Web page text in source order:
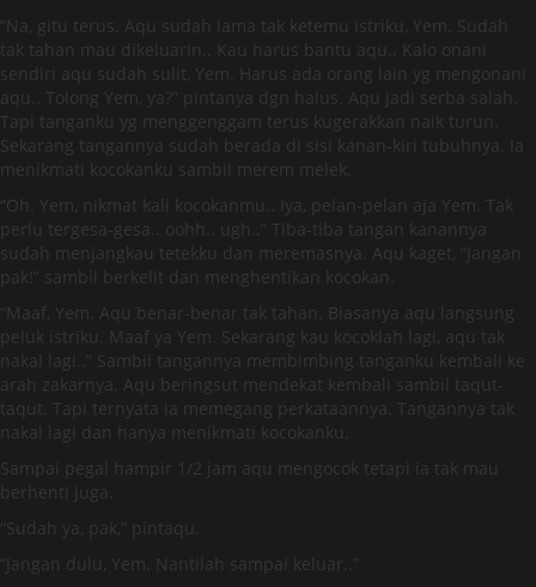
“Na, gitu terus. Aqu sudah lama tak ketemu istriku, Yem. Sudah
tak tahan mau dikeluarin.. Kau harus bantu aqu.. Kalo onani
sendiri aqu sudah sulit, Yem. Harus ada orang lain yg mengonani
aqu.. Tolong Yem, ya?” pintanya dgn halus. Aqu jadi serba salah.
Tapi tanganku yg menggenggam terus kugerakkan naik turun.
Sekarang tangannya sudah berada di sisi kanan-kiri tubuhnya. Ia
menikmati kocokanku sambil merem melek.
“Oh. Yem, nikmat kali kocokanmu.. Iya, pelan-pelan aja Yem. Tak
perlu tergesa-gesa.. oohh.. ugh..” Tiba-tiba tangan kanannya
sudah menjangkau tetekku dan meremasnya. Aqu kaget, “Jangan
pak!” sambil berkelit dan menghentikan kocokan.
“Maaf, Yem. Aqu benar-benar tak tahan. Biasanya aqu langsung
peluk istriku. Maaf ya Yem. Sekarang kau kocoklah lagi, aqu tak
nakal lagi..” Sambil tangannya membimbing tanganku kembali ke
arah zakarnya. Aqu beringsut mendekat kembali sambil taqut-
taqut. Tapi ternyata ia memegang perkataannya. Tangannya tak
nakal lagi dan hanya menikmati kocokanku.
Sampai pegal hampir 1/2 jam aqu mengocok tetapi ia tak mau
berhenti juga.
“Sudah ya, pak,” pintaqu.
“Jangan dulu, Yem. Nantilah sampai keluar..”